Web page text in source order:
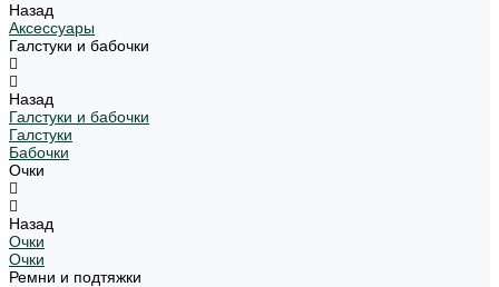
Назад
Аксессуары
Галстуки и бабочки
Назад
Галстуки и бабочки
Галстуки
Бабочки
Очки
Назад
Очки
Очки
Ремни и подтяжки